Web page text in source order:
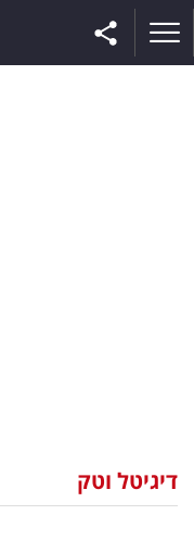
וצרכנות
דיגיטל וטק